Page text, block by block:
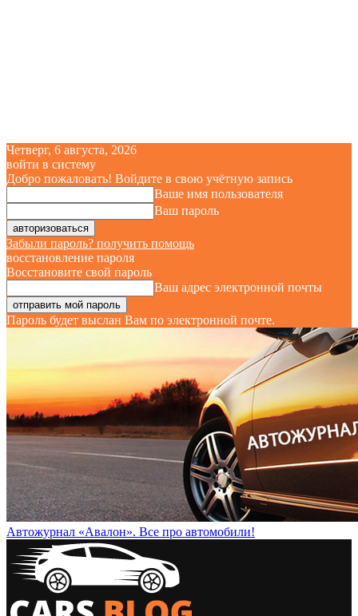
Четверг, 6 августа, 2026
войти в систему
Добро пожаловать! Войдите в свою учётную запись
Ваше имя пользователя
Ваш пароль
Забыли пароль? получить помощь
восстановление пароля
Восстановите свой пароль
Ваш адрес электронной почты
Пароль будет выслан Вам по электронной почте.
Автожурнал «Авалон». Все про автомобили!